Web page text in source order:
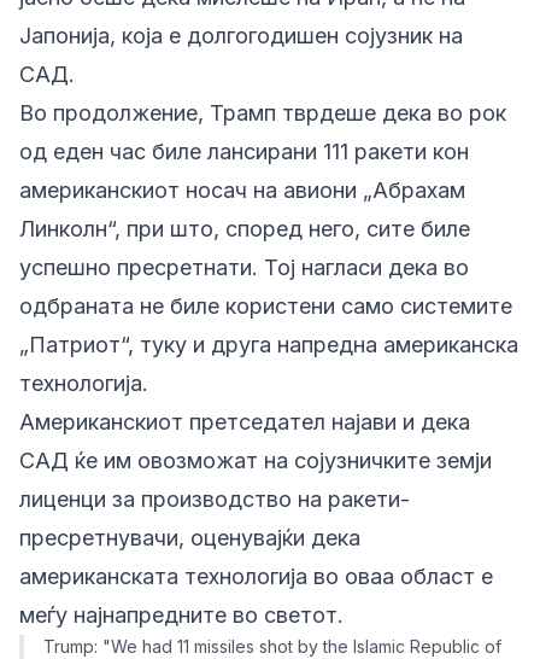
Јапонија, која е долгогодишен сојузник на
САД.
Во продолжение, Трамп тврдеше дека во рок
од еден час биле лансирани 111 ракети кон
американскиот носач на авиони „Абрахам
Линколн“, при што, според него, сите биле
успешно пресретнати. Тој нагласи дека во
одбраната не биле користени само системите
„Патриот“, туку и друга напредна американска
технологија.
Американскиот претседател најави и дека
САД ќе им овозможат на сојузничките земји
лиценци за производство на ракети-
пресретнувачи, оценувајќи дека
американската технологија во оваа област е
меѓу најнапредните во светот.
Trump: "We had 11 missiles shot by the Islamic Republic of